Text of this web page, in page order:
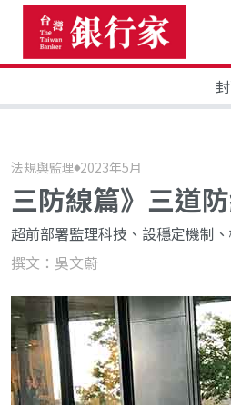
法規與監理 2023年5月
三防線篇》三道
超前部署監理科技、設穩定機制
撰文：吳文蔚